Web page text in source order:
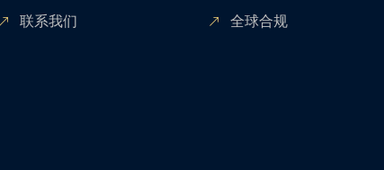
联系我们 全球合规